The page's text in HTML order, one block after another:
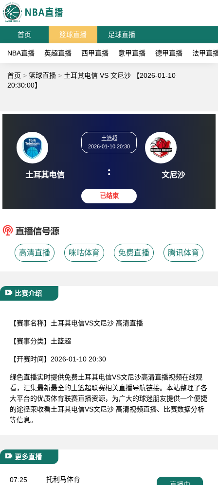
首页 篮球直播 足球直播
NBA直播 英超直播 西甲直播 意甲直播 德甲直播 法甲直
首页 > 篮球直播 > 土耳其电信 VS 文尼沙 【2026-01-10
20:30:00】
:
高清直播 咪咕体育 免费直播 腾讯体育
比赛介绍
【赛事名称】 土耳其电信VS文尼沙 高清直播
【赛事分类】 土篮超
【开赛时间】 2026-01-10 20:30
绿色直播实时提供免费土耳其电信VS文尼沙高清直播视频在线观
看，汇集最新最全的土篮超联赛相关直播导航链接。本站整理了各
大平台的优质体育联赛直播资源，为广大的球迷朋友提供一个便捷
的途径莱收看土耳其电信VS文尼沙 高清视频直播、比赛数据分析
等信息。
更多直播
07:25
托利马体育